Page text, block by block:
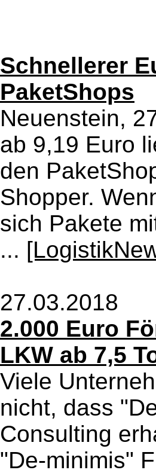
Schnellerer
PaketShops
Neuenstein,
ab 9,19 Euro
den
Shopper.
sich Pakete
...
27.03.2018
2.000 Euro
LKW ab 7,5
Viele
nicht, dass
Consulting
"De-minimis"